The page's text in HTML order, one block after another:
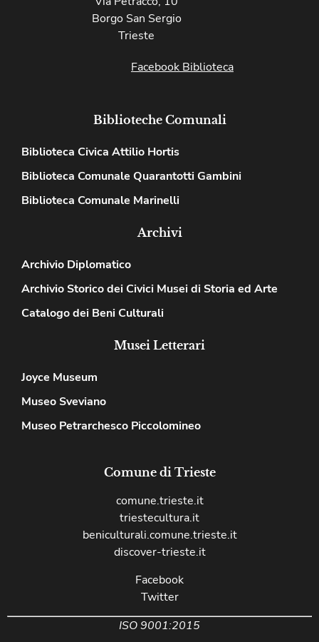
Borgo San Sergio
Trieste
Facebook Biblioteca
Biblioteche Comunali
Biblioteca Civica Attilio Hortis
Biblioteca Comunale Quarantotti Gambini
Biblioteca Comunale Marinelli
Archivi
Archivio Diplomatico
Archivio Storico dei Civici Musei di Storia ed Arte
Catalogo dei Beni Culturali
Musei Letterari
Joyce Museum
Museo Sveviano
Museo Petrarchesco Piccolomineo
Comune di Trieste
comune.trieste.it
triestecultura.it
beniculturali.comune.trieste.it
discover-trieste.it
Facebook
Twitter
ISO 9001:2015